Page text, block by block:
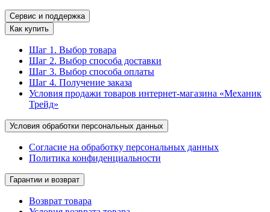
Сервис и поддержка
Как купить
Шаг 1. Выбор товара
Шаг 2. Выбор способа доставки
Шаг 3. Выбор способа оплаты
Шаг 4. Получение заказа
Условия продажи товаров интернет-магазина «Механик
Трейд»
Условия обработки персональных данных
Согласие на обработку персональных данных
Политика конфиденциальности
Гарантии и возврат
Возврат товара